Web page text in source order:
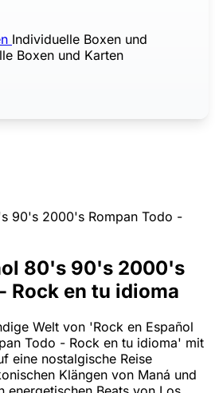
Individuelle Boxen und
Boxen und Karten
80's 90's 2000's
Rock en tu idioma
Welt von 'Rock en Español
Todo - Rock en tu idioma' mit
eine nostalgische Reise
Klängen von Maná und